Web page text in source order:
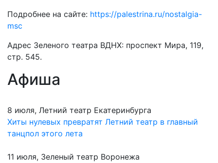
Подробнее на сайте: https://palestrina.ru/nostalgia-
msc
Адрес Зеленого театра ВДНХ: проспект Мира, 119,
стр. 545.
Афиша
8 июля, Летний театр Екатеринбурга
Хиты нулевых превратят Летний театр в главный
танцпол этого лета
11 июля, Зеленый театр Воронежа